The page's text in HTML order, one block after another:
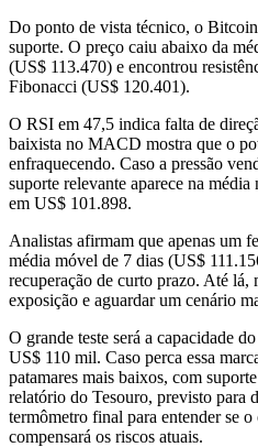
Do ponto de vista técnico, o
suporte. O preço caiu abaixo da
(US$ 113.470) e encontrou
Fibonacci (US$ 120.401).
O RSI em 47,5 indica falta de
baixista no MACD mostra que o
enfraquecendo. Caso a pressão
suporte relevante aparece na
em US$ 101.898.
Analistas afirmam que apenas um
média móvel de 7 dias (US$
recuperação de curto prazo. Até lá,
exposição e aguardar um cenário
O grande teste será a capacidade
US$ 110 mil. Caso perca essa
patamares mais baixos, com
relatório do Tesouro, previsto para
termômetro final para entender se
compensará os riscos atuais.